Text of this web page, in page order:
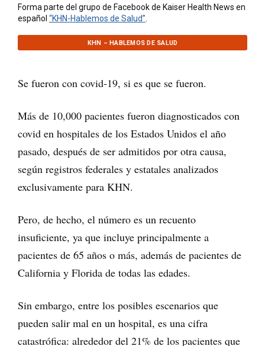
Forma parte del grupo de Facebook de Kaiser Health News en
español “KHN-Hablemos de Salud”.
KHN – HABLEMOS DE SALUD
Se fueron con covid-19, si es que se fueron.
Más de 10,000 pacientes fueron diagnosticados con
covid en hospitales de los Estados Unidos el año
pasado, después de ser admitidos por otra causa,
según registros federales y estatales analizados
exclusivamente para KHN.
Pero, de hecho, el número es un recuento
insuficiente, ya que incluye principalmente a
pacientes de 65 años o más, además de pacientes de
California y Florida de todas las edades.
Sin embargo, entre los posibles escenarios que
pueden salir mal en un hospital, es una cifra
catastrófica: alrededor del 21% de los pacientes que